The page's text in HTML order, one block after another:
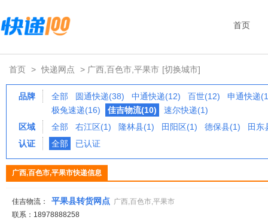
首页
首页 > 快递网点 > 广西,百色市,平果市 [切换城市]
品牌 全部 圆通快递(38) 中通快递(12) 百世(12)
申通快递
极兔速递(16)
佳吉物流(10)
速尔快递(1)
区域
全部 右江区(1) 隆林县(1) 田阳区(1) 德保县(1)
田东
认证
全部 已认证
广西,百色市,平果市快递信息
佳吉物流： 平果县转货网点 广西,百色市,平果市
联系：18978888258